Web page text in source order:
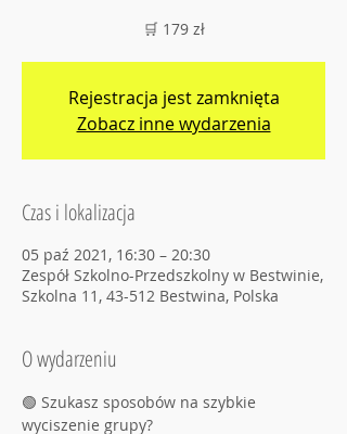
🛒 179 zł
Rejestracja jest zamknięta
Zobacz inne wydarzenia
Czas i lokalizacja
05 paź 2021, 16:30 – 20:30
Zespół Szkolno-Przedszkolny w Bestwinie,
Szkolna 11, 43-512 Bestwina, Polska
O wydarzeniu
🟢 Szukasz sposobów na szybkie
wyciszenie grupy?